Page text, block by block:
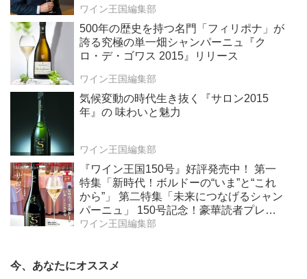
ワイン王国編集部
500年の歴史を持つ名門「フィリポナ」が
誇る究極の単一畑シャンパーニュ『ク
ロ・デ・ゴワス 2015』リリース
ワイン王国編集部
気候変動の時代生き抜く『サロン2015
年』の 味わいと魅力
ワイン王国編集部
『ワイン王国150号』好評発売中！ 第一
特集「新時代！ボルドーの“いま”と“これ
から”」 第二特集「未来につなげるシャン
パーニュ」 150号記念！豪華読者プレゼ
ントも！
ワイン王国編集部
今、あなたにオススメ